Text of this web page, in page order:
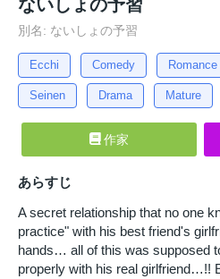
ないしょの予習
別名: ないしょの予習
Ecchi Comedy Romance
Seinen Drama Mature
作家
あらすじ
A secret relationship that no one
practice" with his best friend's
hands… all of this was supposed
properly with his real girlfriend…!!